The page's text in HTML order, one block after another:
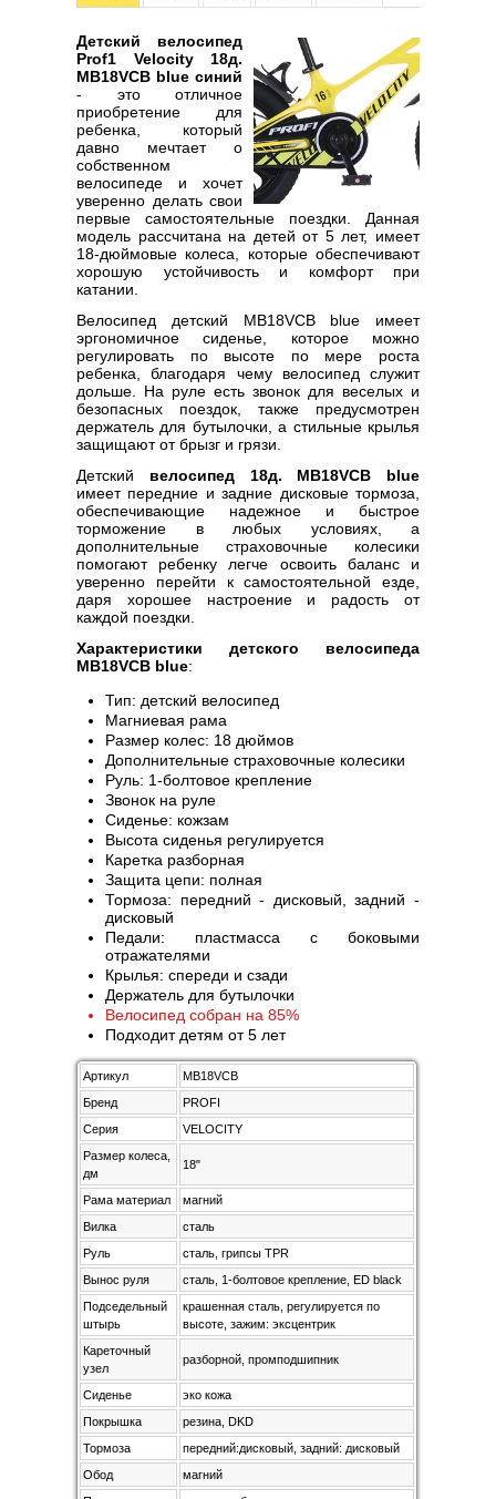
Детский велосипед
Prof1 Velocity 18д.
MB18VCB blue синий
- это отличное
приобретение для
ребенка, который
давно мечтает о
собственном
велосипеде и хочет
уверенно делать свои
первые самостоятельные поездки. Данная
модель рассчитана на детей от 5 лет, имеет
18-дюймовые колеса, которые обеспечивают
хорошую устойчивость и комфорт при
катании.
Велосипед детский MB18VCB blue имеет
эргономичное сиденье, которое можно
регулировать по высоте по мере роста
ребенка, благодаря чему велосипед служит
дольше. На руле есть звонок для веселых и
безопасных поездок, также предусмотрен
держатель для бутылочки, а стильные крылья
защищают от брызг и грязи.
Детский велосипед 18д. MB18VCB blue
имеет передние и задние дисковые тормоза,
обеспечивающие надежное и быстрое
торможение в любых условиях, а
дополнительные страховочные колесики
помогают ребенку легче освоить баланс и
уверенно перейти к самостоятельной езде,
даря хорошее настроение и радость от
каждой поездки.
Характеристики детского велосипеда
MB18VCB blue:
Тип: детский велосипед
Магниевая рама
Размер колес: 18 дюймов
Дополнительные страховочные колесики
Руль: 1-болтовое крепление
Звонок на руле
Сиденье: кожзам
Высота сиденья регулируется
Каретка разборная
Защита цепи: полная
Тормоза: передний - дисковый, задний -
дисковый
Педали: пластмасса с боковыми
отражателями
Крылья: спереди и сзади
Держатель для бутылочки
Велосипед собран на 85%
Подходит детям от 5 лет
Артикул
MB18VCB
Бренд
PROFI
Серия
VELOCITY
Размер колеса,
дм
18"
Рама материал
магний
Вилка
сталь
Руль
сталь, грипсы TPR
Вынос руля
сталь, 1-болтовое крепление, ED black
Подседельный
штырь
крашенная сталь, регулируется по
высоте, зажим: эксцентрик
Кареточный
узел
разборной, промподшипник
Сиденье
эко кожа
Покрышка
резина, DKD
Тормоза
передний:дисковый, задний: дисковый
Обод
магний